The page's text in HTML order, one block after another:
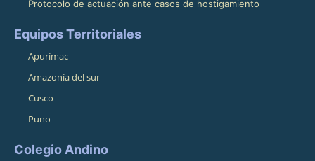
Protocolo de actuación ante casos de hostigamiento
Equipos Territoriales
Apurímac
Amazonía del sur
Cusco
Puno
Colegio Andino